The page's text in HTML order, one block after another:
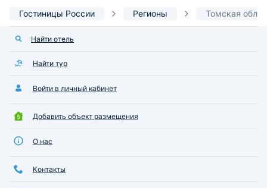
Гостиницы России Регионы Томская
Найти отель
Найти тур
Войти в личный кабинет
Добавить объект размещения
О нас
Контакты